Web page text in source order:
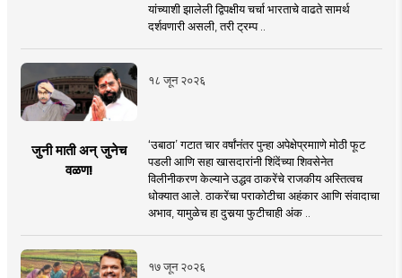
यांच्याशी झालेली द्विपक्षीय चर्चा भारताचे वाढते सामर्थ
दर्शवणारी असली, तरी ट्रम्प ..
१८ जून २०२६
जुनी माती अन् जुनेच
वळण!
‘उबाठा’ गटात चार वर्षांनंतर पुन्हा अपेक्षेप्रमााणे मोठी फूट
पडली आणि सहा खासदारांनी शिंदेंच्या शिवसेनेत
विलीनीकरण केल्याने उद्धव ठाकरेंचे राजकीय अस्तित्वच
धोक्यात आले. ठाकरेंचा पराकोटीचा अहंकार आणि संवादाचा
अभाव, यामुळेच हा दुसर्‍या फुटीचाही अंक ..
१७ जून २०२६